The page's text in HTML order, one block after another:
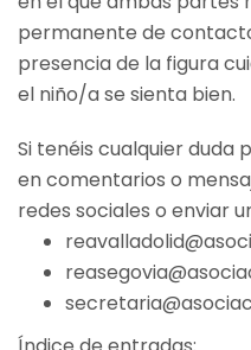
permanente de
presencia de la figura
el niño/a se sienta bien.
Si tenéis cualquier duda
en comentarios o
redes sociales o enviar